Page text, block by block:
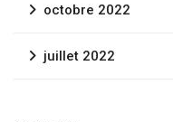
octobre 2022
juillet 2022